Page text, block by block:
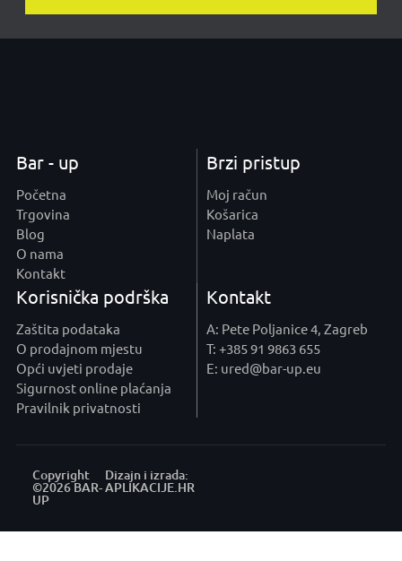
Bar - up
Početna
Trgovina
Blog
O nama
Kontakt
Brzi pristup
Moj račun
Košarica
Naplata
Korisnička podrška
Zaštita podataka
O prodajnom mjestu
Opći uvjeti prodaje
Sigurnost online plaćanja
Pravilnik privatnosti
Kontakt
A: Pete Poljanice 4, Zagreb
T: +385 91 9863 655
E: ured@bar-up.eu
Copyright
©2026 BAR-
UP
Dizajn i izrada:
APLIKACIJE.HR